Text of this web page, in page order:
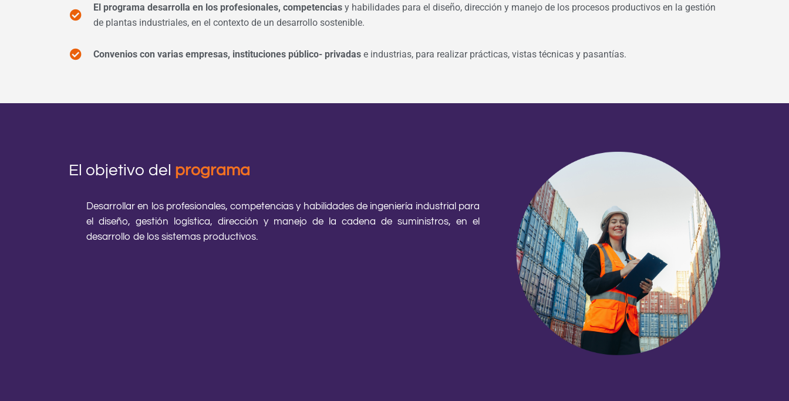
El programa desarrolla en los profesionales, competencias y habilidades para el diseño, dirección y manejo de los procesos productivos en la gestión
de plantas industriales, en el contexto de un desarrollo sostenible.
Convenios con varias empresas, instituciones público- privadas e industrias, para realizar prácticas, vistas técnicas y pasantías.
El objetivo del programa
Desarrollar en los profesionales, competencias y habilidades de ingeniería industrial para
el diseño, gestión logística, dirección y manejo de la cadena de suministros, en el
desarrollo de los sistemas productivos.